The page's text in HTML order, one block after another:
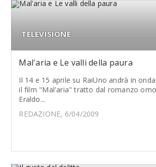
TELEVISIONE
Mal'aria e Le valli della paura
Il 14 e 15 aprile su RaiUno andrà in
il film "Mal'aria" tratto dal romanzo
Eraldo...
REDAZIONE, 6/04/2009